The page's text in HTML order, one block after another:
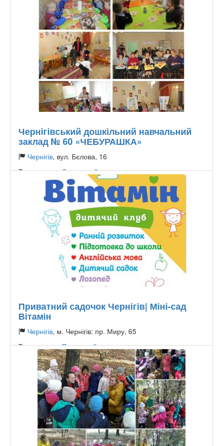
Чернігівський дошкільний навчальний
заклад № 60 «ЧЕБУРАШКА»
Чернігів, вул. Бєлова, 16
Тип садочку:Державний
Приватний садочок Чернігів| Міні-сад
Вітамін
Чернігів, м. Чернігів: пр. Миру, 65
Тип садочку:Приватний